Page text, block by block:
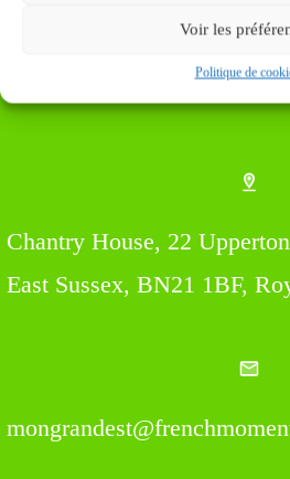
Voir les
Politique de
Chantry House, 22
East Sussex, BN21 1BF,